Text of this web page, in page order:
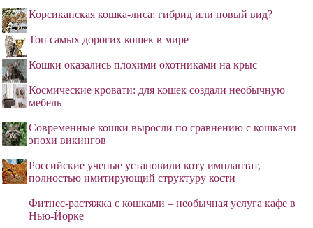
Корсиканская кошка-лиса: гибрид или новый вид?
Топ самых дорогих кошек в мире
Кошки оказались плохими охотниками на крыс
Космические кровати: для кошек создали необычную
мебель
Современные кошки выросли по сравнению с кошками
эпохи викингов
Российские ученые установили коту имплантат,
полностью имитирующий структуру кости
Фитнес-растяжка с кошками – необычная услуга кафе в
Нью-Йорке